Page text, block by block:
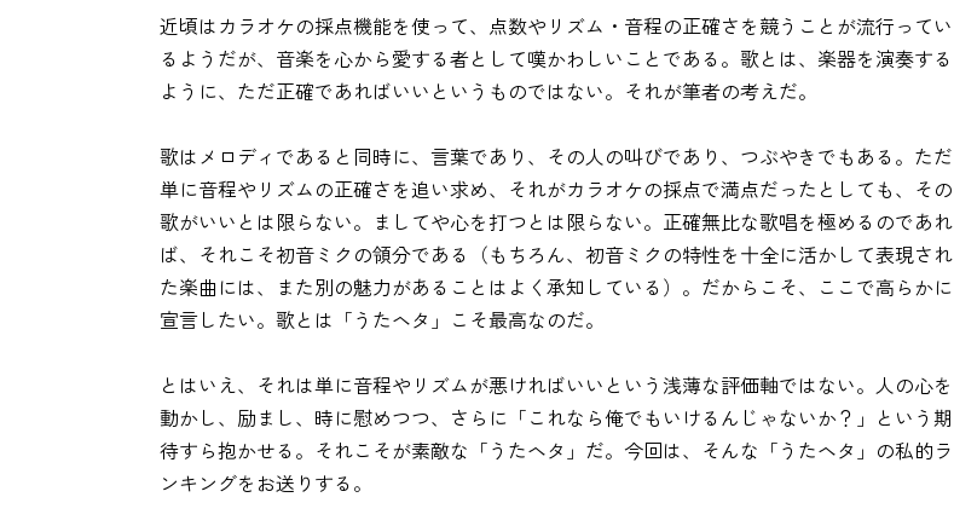
近頃はカラオケの採点機能を使って、点数やリズム・音程の正確さを競うことが流行ってい
るようだが、音楽を心から愛する者として嘆かわしいことである。歌とは、楽器を演奏する
ように、ただ正確であればいいというものではない。それが筆者の考えだ。
歌はメロディであると同時に、言葉であり、その人の叫びであり、つぶやきでもある。ただ
単に音程やリズムの正確さを追い求め、それがカラオケの採点で満点だったとしても、その
歌がいいとは限らない。ましてや心を打つとは限らない。正確無比な歌唱を極めるのであれ
ば、それこそ初音ミクの領分である（もちろん、初音ミクの特性を十全に活かして表現され
た楽曲には、また別の魅力があることはよく承知している）。だからこそ、ここで高らかに
宣言したい。歌とは「うたヘタ」こそ最高なのだ。
とはいえ、それは単に音程やリズムが悪ければいいという浅薄な評価軸ではない。人の心を
動かし、励まし、時に慰めつつ、さらに「これなら俺でもいけるんじゃないか？」という期
待すら抱かせる。それこそが素敵な「うたヘタ」だ。今回は、そんな「うたヘタ」の私的ラ
ンキングをお送りする。